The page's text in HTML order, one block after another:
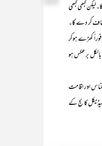
کبھی کبھی
معاف کر دے گا۔
کھڑے ہوکر
برعکس ہو
اور اقامت
کالج کے